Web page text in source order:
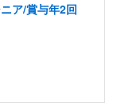
ア/賞与年2回